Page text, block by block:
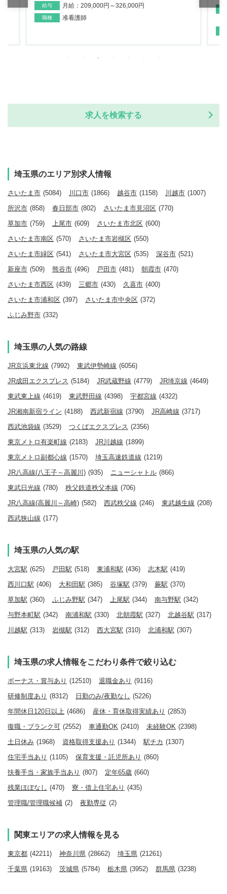
給与 月給：209,000円～326,000円
職種 准看護師
求人を検索する
埼玉県のエリア別求人情報
さいたま市 (5084) 川口市 (1866) 越谷市 (1158) 川越市 (1007)
所沢市 (858) 春日部市 (802) さいたま市見沼区 (770)
草加市 (759) 上尾市 (609) さいたま市北区 (600)
さいたま市南区 (570) さいたま市岩槻区 (550)
さいたま市緑区 (541) さいたま市大宮区 (535) 深谷市 (521)
新座市 (509) 熊谷市 (496) 戸田市 (481) 朝霞市 (470)
さいたま市西区 (439) 三郷市 (430) 久喜市 (400)
さいたま市浦和区 (397) さいたま市中央区 (372)
ふじみ野市 (332)
埼玉県の人気の路線
JR京浜東北線 (7992) 東武伊勢崎線 (6056)
JR成田エクスプレス (5184) JR武蔵野線 (4779) JR埼京線 (4649)
東武東上線 (4619) 東武野田線 (4398) 宇都宮線 (4322)
JR湘南新宿ライン (4188) 西武新宿線 (3790) JR高崎線 (3717)
西武池袋線 (3529) つくばエクスプレス (2356)
東京メトロ有楽町線 (2183) JR川越線 (1899)
東京メトロ副都心線 (1570) 埼玉高速鉄道線 (1219)
JR八高線(八王子～高麗川) (935) ニューシャトル (866)
東武日光線 (780) 秩父鉄道秩父本線 (706)
JR八高線(高麗川～高崎) (582) 西武秩父線 (246) 東武越生線 (208)
西武狭山線 (177)
埼玉県の人気の駅
大宮駅 (625) 戸田駅 (518) 東浦和駅 (436) 志木駅 (419)
西川口駅 (406) 大和田駅 (385) 谷塚駅 (379) 蕨駅 (370)
草加駅 (360) ふじみ野駅 (347) 上尾駅 (344) 南与野駅 (342)
与野本町駅 (342) 南浦和駅 (330) 北朝霞駅 (327) 北越谷駅 (317)
川越駅 (313) 岩槻駅 (312) 西大宮駅 (310) 北浦和駅 (307)
埼玉県の求人情報をこだわり条件で絞り込む
ボーナス・賞与あり (12510) 退職金あり (9116)
研修制度あり (8312) 日勤のみ/夜勤なし (5226)
年間休日120日以上 (4686) 産休・育休取得実績あり (2853)
復職・ブランク可 (2552) 車通勤OK (2410) 未経験OK (2398)
土日休み (1968) 資格取得支援あり (1344) 駅チカ (1307)
住宅手当あり (1105) 保育支援・託児所あり (860)
扶養手当・家族手当あり (807) 定年65歳 (660)
残業ほぼなし (470) 寮・借上住宅あり (435)
管理職/管理職候補 (2) 夜勤専従 (2)
関東エリアの求人情報を見る
東京都 (42211) 神奈川県 (28662) 埼玉県 (21261)
千葉県 (19163) 茨城県 (5784) 栃木県 (3952) 群馬県 (3238)